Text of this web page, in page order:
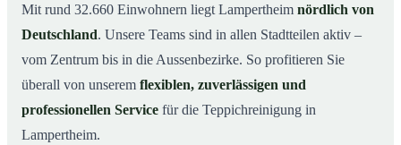
Mit rund 32.660 Einwohnern liegt Lampertheim nördlich von
Deutschland. Unsere Teams sind in allen Stadtteilen aktiv –
vom Zentrum bis in die Aussenbezirke. So profitieren Sie
überall von unserem flexiblen, zuverlässigen und
professionellen Service für die Teppichreinigung in
Lampertheim.